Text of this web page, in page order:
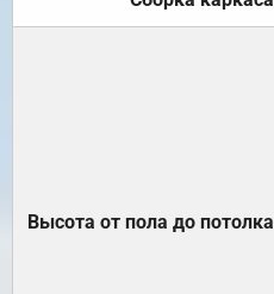
Высота от пола до потолка